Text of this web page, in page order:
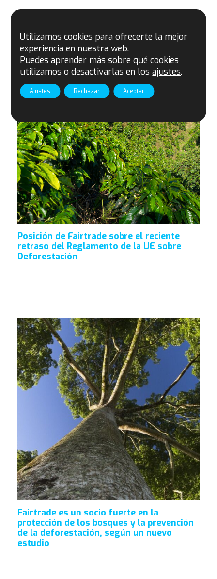
Posición de Fairtrade sobre el reciente
retraso del Reglamento de la UE sobre
Deforestación
Fairtrade es un socio fuerte en la
protección de los bosques y la prevención
de la deforestación, según un nuevo
estudio
Utilizamos cookies para ofrecerte la mejor
experiencia en nuestra web.
Puedes aprender más sobre qué cookies
utilizamos o desactivarlas en losajustes.
Aceptar
Rechazar
Ajustes